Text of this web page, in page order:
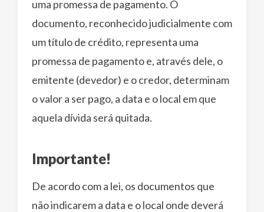
uma promessa de pagamento. O
documento, reconhecido judicialmente com
um título de crédito, representa uma
promessa de pagamento e, através dele, o
emitente (devedor) e o credor, determinam
o valor a ser pago, a data e o local em que
aquela dívida será quitada.
Importante!
De acordo com a lei, os documentos que
não indicarem a data e o local onde deverá